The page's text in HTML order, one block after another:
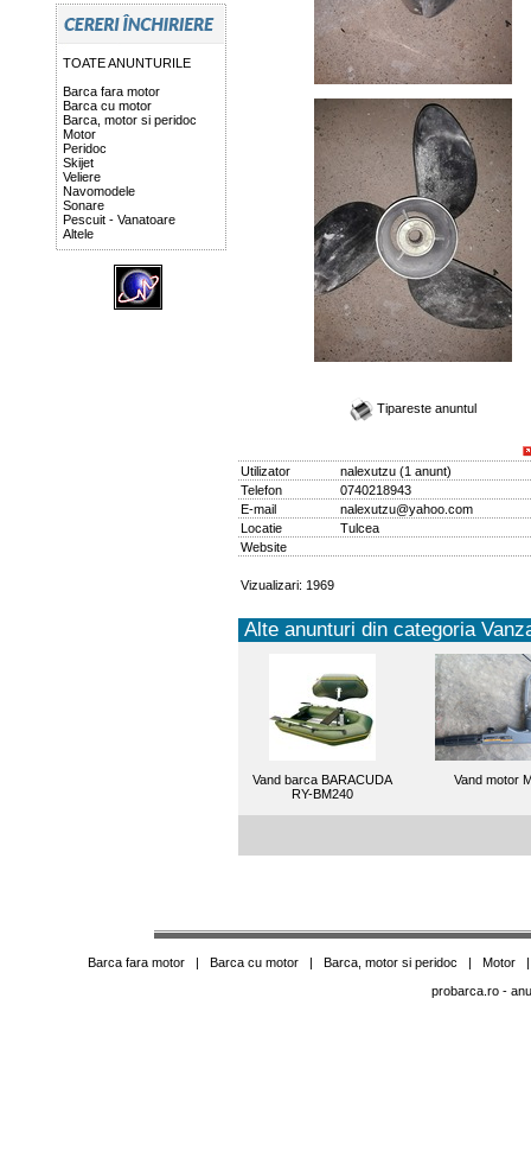
TOATE ANUNTURILE
Barca fara motor
Barca cu motor
Barca, motor si peridoc
Motor
Peridoc
Skijet
Veliere
Navomodele
Sonare
Pescuit - Vanatoare
Altele
Tipareste anuntul
Utilizator nalexutzu(1 anunt)
Telefon
0740218943
E-mail
nalexutzu@yahoo.com
Locatie
Tulcea
Website
Vizualizari: 1969
Alte anunturi din categoria
Vand barca BARACUDA
RY-BM240
Vand motor
Barca fara motor| Barca cu motor| Barca, motor si peridoc | Motor
probarca.ro-